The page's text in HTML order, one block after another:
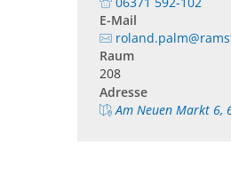
E-Mail
Raum
208
Adresse
Am Neuen Markt 6,